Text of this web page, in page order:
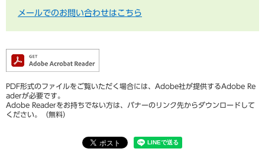
メールでのお問い合わせはこちら
PDF形式のファイルをご覧いただく場合には、Adobe社が提供するAdobe Re
aderが必要です。
Adobe Readerをお持ちでない方は、バナーのリンク先からダウンロードして
ください。（無料）